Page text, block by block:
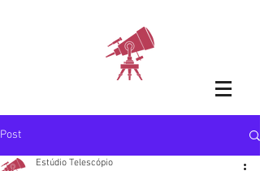
Post
Estúdio Telescópio